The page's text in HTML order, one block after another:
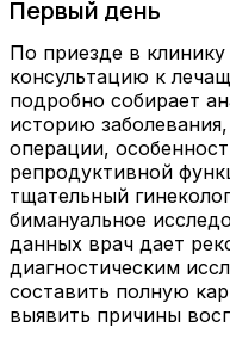
Первый день
По приезде в
консультацию к
подробно собирает
историю
операции,
репродуктивной
тщательный
бимануальное
данных врач дает
диагностическим
составить полную
выявить причины